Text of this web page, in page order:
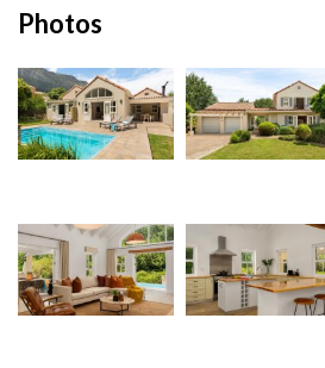
Photos